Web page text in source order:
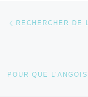
Parcourir